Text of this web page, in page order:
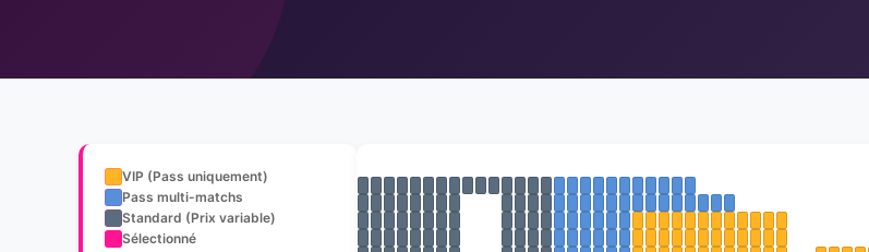
VIP (Pass uniquement)
Pass multi-matchs
Standard (Prix variable)
Sélectionné